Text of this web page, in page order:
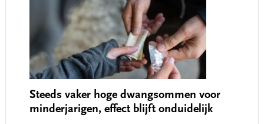
Steeds vaker hoge dwangsommen voor
minderjarigen, effect blijft onduidelijk